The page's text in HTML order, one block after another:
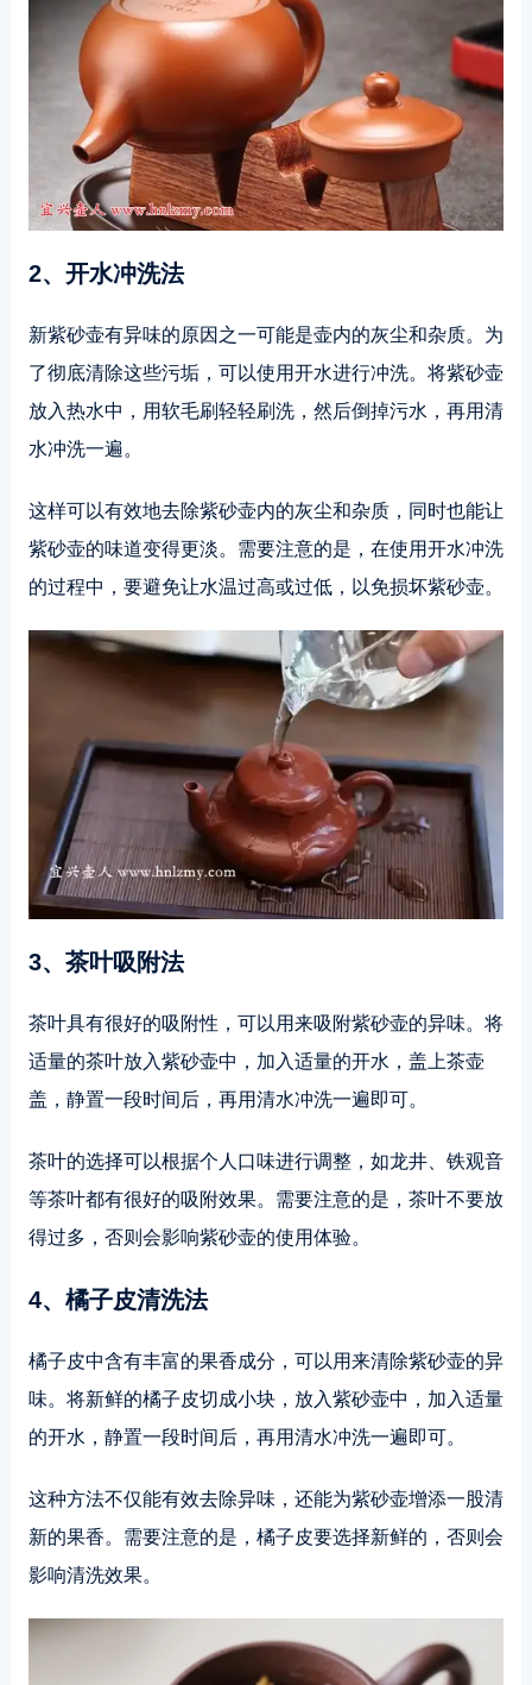
2、开水冲洗法
新紫砂壶有异味的原因之一可能是壶内的灰尘和杂质。为
了彻底清除这些污垢，可以使用开水进行冲洗。将紫砂壶
放入热水中，用软毛刷轻轻刷洗，然后倒掉污水，再用清
水冲洗一遍。
这样可以有效地去除紫砂壶内的灰尘和杂质，同时也能让
紫砂壶的味道变得更淡。需要注意的是，在使用开水冲洗
的过程中，要避免让水温过高或过低，以免损坏紫砂壶。
3、茶叶吸附法
茶叶具有很好的吸附性，可以用来吸附紫砂壶的异味。将
适量的茶叶放入紫砂壶中，加入适量的开水，盖上茶壶
盖，静置一段时间后，再用清水冲洗一遍即可。
茶叶的选择可以根据个人口味进行调整，如龙井、铁观音
等茶叶都有很好的吸附效果。需要注意的是，茶叶不要放
得过多，否则会影响紫砂壶的使用体验。
4、橘子皮清洗法
橘子皮中含有丰富的果香成分，可以用来清除紫砂壶的异
味。将新鲜的橘子皮切成小块，放入紫砂壶中，加入适量
的开水，静置一段时间后，再用清水冲洗一遍即可。
这种方法不仅能有效去除异味，还能为紫砂壶增添一股清
新的果香。需要注意的是，橘子皮要选择新鲜的，否则会
影响清洗效果。